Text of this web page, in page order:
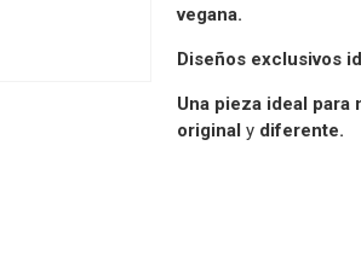
vegana.
Diseños exclusivos
Una pieza ideal para
original y diferente.